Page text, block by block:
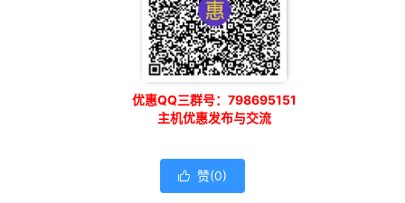
优惠QQ三群号：798695151
主机优惠发布与交流
 赞(0)